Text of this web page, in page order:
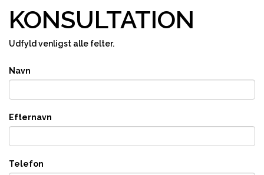
KONSULTATION
Udfyld venligst alle felter.
Navn
Efternavn
Telefon